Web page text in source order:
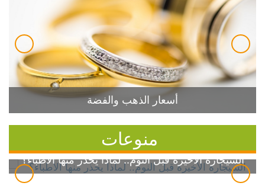
أسعار الذهب والفضة
منوعات
السيجارة الأخيرة قبل النوم.. لماذا يحذر منها الأطباء؟